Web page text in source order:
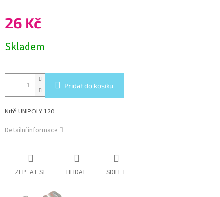
26 Kč
cena:
Skladem
Přidat do košíku
Nitě UNIPOLY 120
Detailní informace
ZEPTAT SE HLÍDAT SDÍLET